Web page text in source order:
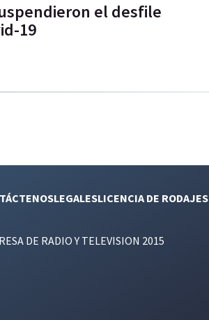
el desfile
19
LEGALESLICENCIA DE RODAJES
DE RADIO Y TELEVISION 2015